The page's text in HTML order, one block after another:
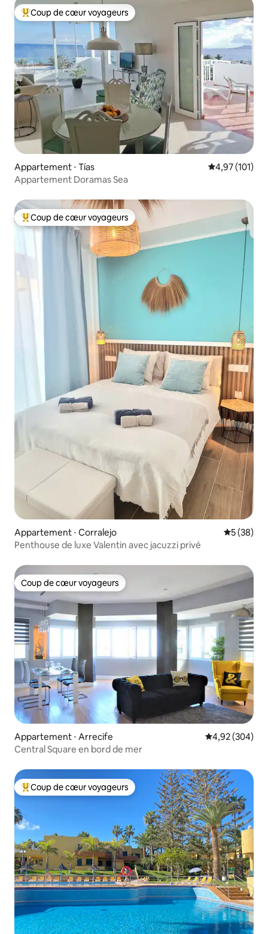
Coups de cœur voyageurs les plus appréciés
Coup de cœur voyageurs
Appartement ⋅ Tías Évaluation
4,97 (101)
Appartement Doramas Sea
Coups de cœur voyageurs les plus appréciés
Coup de cœur voyageurs
Appartement ⋅ Corralejo
5 (38)
Penthouse de luxe Valentin avec jacuzzi privé
Coup de cœur voyageurs
Coup de cœur voyageurs
Appartement ⋅ Arrecife Évaluation
4,92 (304)
Central Square en bord de mer
Coups de cœur voyageurs les plus appréciés
Coup de cœur voyageurs